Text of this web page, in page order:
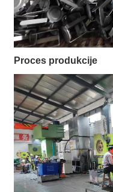
Proces produkcije